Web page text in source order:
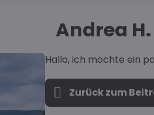
Andrea H.
Hallo, ich möchte ein
Zurück zum